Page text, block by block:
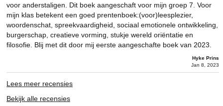
voor anderstaligen. Dit boek aangeschaft voor mijn groep 7. Voor
mijn klas betekent een goed prentenboek:(voor)leesplezier,
woordenschat, spreekvaardigheid, sociaal emotionele ontwikkeling,
burgerschap, creatieve vorming, stukje wereld oriëntatie en
filosofie. Blij met dit door mij eerste aangeschafte boek van 2023.
Hyke Prins
Jan 8, 2023
Lees meer recensies
Bekijk alle recensies